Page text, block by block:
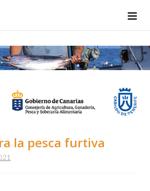
la pesca furtiva